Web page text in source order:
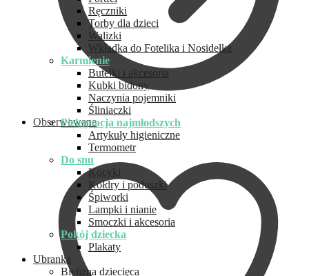
Obserwowane
Ręczniki
Torby dla dzieci
Walizki
Wkładka do Fotelika i Nosidełka
Karmienie
Butelki i akcesoria
Kubki bidony
Naczynia pojemniki
Śliniaczki
Pielęgnacja najmłodszych
Artykuły higieniczne
Termometr
Do snu
Kocyki
Kołdry i poduszki
Śpiworki
Lampki i nianie
Smoczki i akcesoria
Pokój dziecka
Plakaty
Ubranka
Bielizna dziecięca